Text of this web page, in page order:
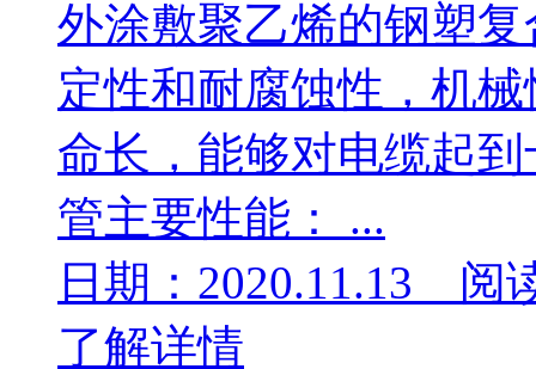
外涂敷聚乙烯的钢塑
定性和耐腐蚀性，机
命长，能够对电缆起
管主要性能： ...
日期：2020.11.13 阅
了解详情